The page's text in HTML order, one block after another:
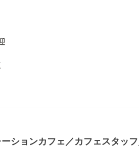
ションカフェ／カフェスタッ